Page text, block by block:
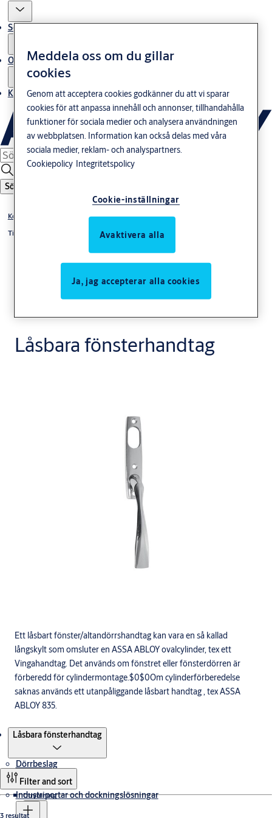
Service
Om oss
Kontakta oss
Sök
Konsument/GDS
Tillbehör till Fönster & Fönsterdörr
Låsbara fönsterhandtag
Ett låsbart fönster/altandörrshandtag kan vara en så kallad
långskylt som omsluter en ASSA ABLOY ovalcylinder, tex ett
Vingahandtag. Det används om fönstret eller fönsterdörren är
förberedd för cylindermontage.$0$0Om cylinderförberedelse
saknas används ett utanpåliggande låsbart handtag , tex ASSA
ABLOY 835.
Låsbara fönsterhandtag
Dörrbeslag
Utrymning
Industriportar och dockningslösningar
Filter and sort
3 resultat
Meddela oss om du gillar
cookies
Genom att acceptera cookies godkänner du att vi sparar
cookies för att anpassa innehåll och annonser, tillhandahålla
funktioner för sociala medier och analysera användningen
av webbplatsen. Information kan också delas med våra
sociala medier, reklam- och analyspartners.
Cookiepolicy Integritetspolicy
Cookie-inställningar
Avaktivera alla
Ja, jag accepterar alla cookies